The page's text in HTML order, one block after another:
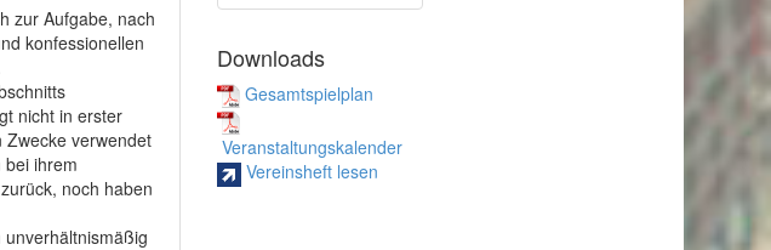
zur Aufgabe, nach
konfessionellen
nicht in erster
Zwecke verwendet
ihrem
noch haben
Downloads
Gesamtspielplan
Veranstaltungskalender
Vereinsheft lesen